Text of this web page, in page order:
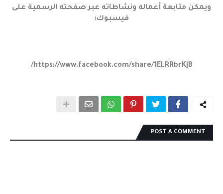
ويمكن متابعة أعماله ونشاطاته عبر صفحته الرسمية على
فيسبوك:
https://www.facebook.com/share/1ELRRbrKjB/
POST A COMMENT